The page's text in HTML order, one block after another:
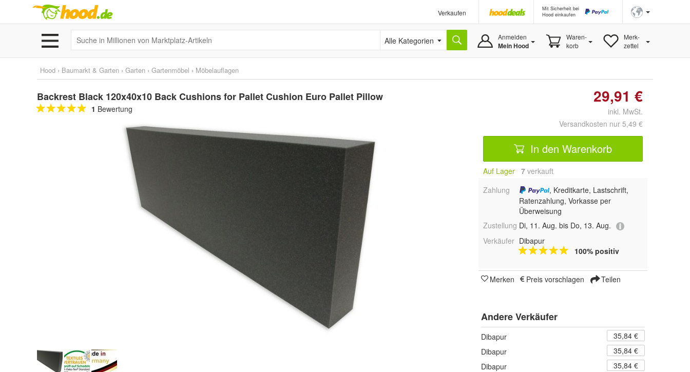
Verkaufen
Mit Sicherheit bei
Hood einkaufen
Alle Kategorien Anmelden
Mein Hood
Waren-
korb
Merk-
zettel
Hood › Baumarkt & Garten › Garten › Gartenmöbel › Möbelauflagen
Backrest Black 120x40x10 Back Cushions for Pallet Cushion Euro Pallet Pillow
1 Bewertung
29,91 €
inkl. MwSt.
Versandkosten nur 5,49 €
In den Warenkorb
Auf Lager 7 verkauft
Zahlung
, Kreditkarte, Lastschrift,
Ratenzahlung, Vorkasse per
Überweisung
Zustellung Di, 11. Aug. bis Do, 13. Aug.
Verkäufer Dibapur
100% positiv
Merken Preis vorschlagen Teilen
Andere Verkäufer
Dibapur
35,84 €
Dibapur
35,84 €
Dibapur
35,84 €